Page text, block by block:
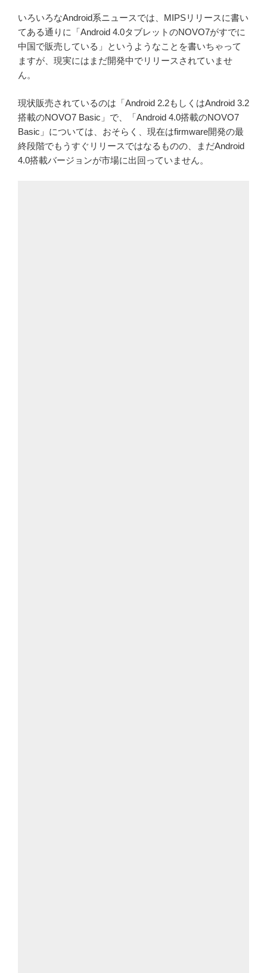
いろいろなAndroid系ニュースでは、MIPSリリースに書い
てある通りに「Android 4.0タブレットのNOVO7がすでに
中国で販売している」というようなことを書いちゃって
ますが、現実にはまだ開発中でリリースされていませ
ん。
現状販売されているのは「Android 2.2もしくはAndroid 3.2
搭載のNOVO7 Basic」で、「Android 4.0搭載のNOVO7
Basic」については、おそらく、現在はfirmware開発の最
終段階でもうすぐリリースではなるものの、まだAndroid
4.0搭載バージョンが市場に出回っていません。